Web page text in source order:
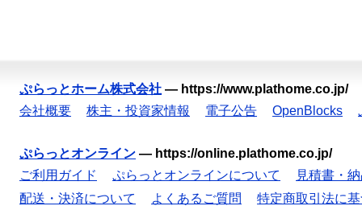
ぷらっとホーム株式会社 — https://www.plathome.co.jp/
会社概要
株主・投資家情報 電子公告 OpenBlocks
ぷらっとオンライン — https://online.plathome.co.jp/
ご利用ガイド
ぷらっとオンラインについて
見積書・
配送・決済について
よくあるご質問
特定商取引法に